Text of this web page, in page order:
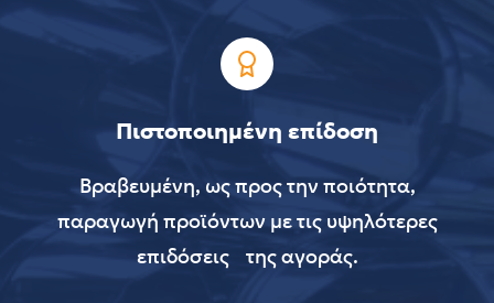
Πιστοποιημένη επίδοση
Βραβευμένη, ως προς την ποιότητα,
παραγωγή προϊόντων με τις υψηλότερες
επιδόσεις της αγοράς.